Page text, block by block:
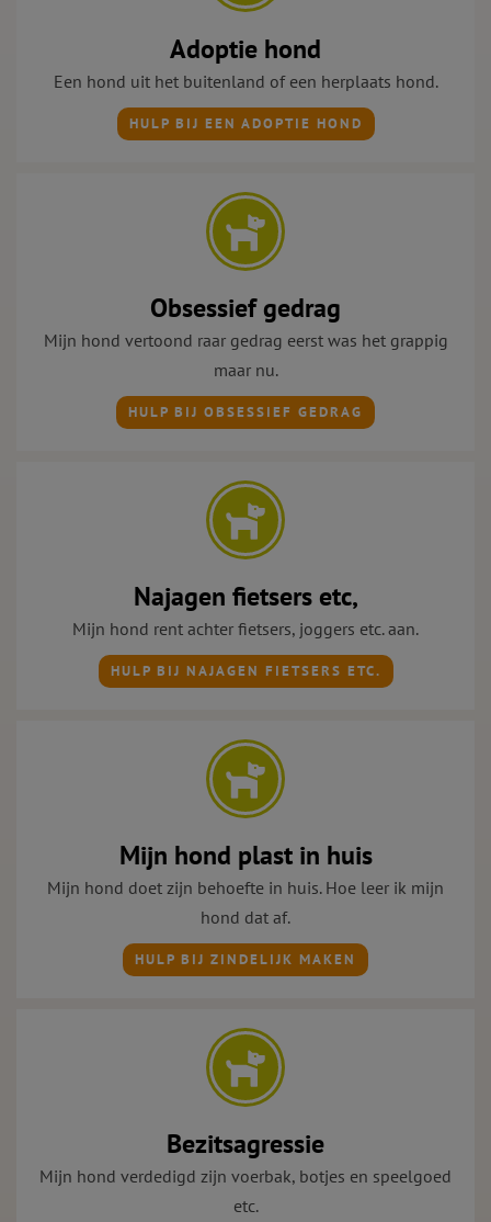
Adoptie hond
Een hond uit het buitenland of een herplaats hond.
HULP BIJ EEN ADOPTIE HOND
Obsessief gedrag
Mijn hond vertoond raar gedrag eerst was het grappig
maar nu.
HULP BIJ OBSESSIEF GEDRAG
Najagen fietsers etc,
Mijn hond rent achter fietsers, joggers etc. aan.
HULP BIJ NAJAGEN FIETSERS ETC.
Mijn hond plast in huis
Mijn hond doet zijn behoefte in huis. Hoe leer ik mijn
hond dat af.
HULP BIJ ZINDELIJK MAKEN
Bezitsagressie
Mijn hond verdedigd zijn voerbak, botjes en speelgoed
etc.